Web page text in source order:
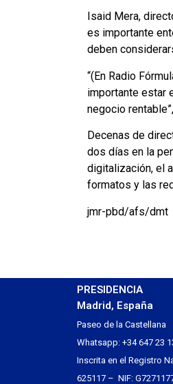
Isaid Mera,
es importante
deben
“(En Radio
importante estar
negocio
Decenas de
dos días en la
digitalización, el
formatos y las
jmr-pbd/afs/dmt
PRESIDENCIA
Madrid, España
Paseo de la Castellana
Whatsapp: +34 647 23
Inscrita en el Registro
625117 – NIF: